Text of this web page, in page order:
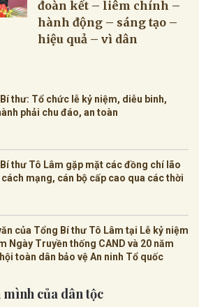
đoàn kết – liêm chính –
hành động – sáng tạo –
hiệu quả – vì dân
thư: Tổ chức lễ kỷ niệm, diễu binh,
phải chu đáo, an toàn
thư Tô Lâm gặp mặt các đồng chí lão
mạng, cán bộ cấp cao qua các thời
của Tổng Bí thư Tô Lâm tại Lễ kỷ niệm
Ngày Truyền thống CAND và 20 năm
toàn dân bảo vệ An ninh Tổ quốc
của dân tộc